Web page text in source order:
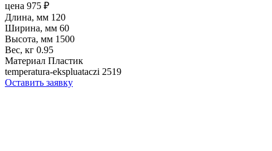
цена 975 ₽
Длина, мм 120
Ширина, мм 60
Высота, мм 1500
Вес, кг 0.95
Материал Пластик
temperatura-ekspluataczi 2519
Оставить заявку